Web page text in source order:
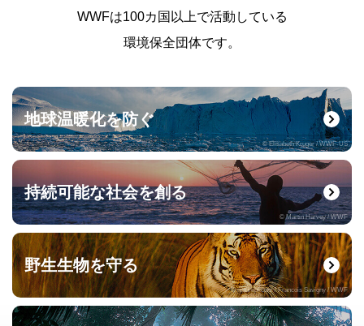
WWFは100カ国以上で活動している
環境保全団体です。
地球温暖化を防ぐ
© Elisabeth Kruger / WWF-US
持続可能な社会を創る
© Martin Harvey / WWF
野生生物を守る
© naturepl.com / Francois Savigny / WWF